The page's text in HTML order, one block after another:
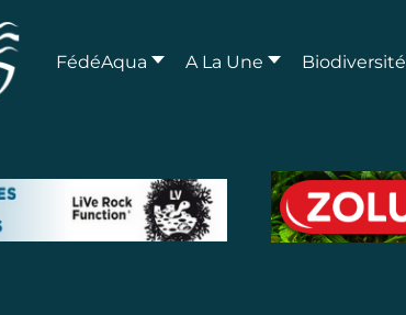
FédéAqua A La Une Biodiversité